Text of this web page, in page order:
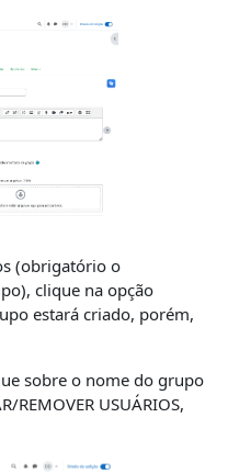
(obrigatório o
clique na opção
estará criado, porém,
sobre o nome do grupo
REMOVER USUÁRIOS,